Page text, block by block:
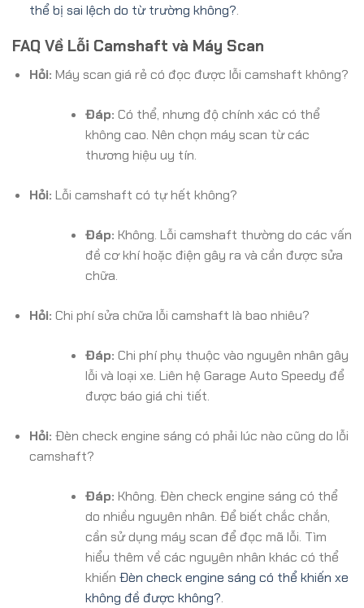
thể bị sai lệch do từ trường không?.
FAQ Về Lỗi Camshaft và Máy Scan
Hỏi: Máy scan giá rẻ có đọc được lỗi camshaft không?
Đáp: Có thể, nhưng độ chính xác có thể
không cao. Nên chọn máy scan từ các
thương hiệu uy tín.
Hỏi: Lỗi camshaft có tự hết không?
Đáp: Không. Lỗi camshaft thường do các vấn
đề cơ khí hoặc điện gây ra và cần được sửa
chữa.
Hỏi: Chi phí sửa chữa lỗi camshaft là bao nhiêu?
Đáp: Chi phí phụ thuộc vào nguyên nhân gây
lỗi và loại xe. Liên hệ Garage Auto Speedy để
được báo giá chi tiết.
Hỏi: Đèn check engine sáng có phải lúc nào cũng do lỗi
camshaft?
Đáp: Không. Đèn check engine sáng có thể
do nhiều nguyên nhân. Để biết chắc chắn,
cần sử dụng máy scan để đọc mã lỗi. Tìm
hiểu thêm về các nguyên nhân khác có thể
khiến Đèn check engine sáng có thể khiến xe
không đề được không?.